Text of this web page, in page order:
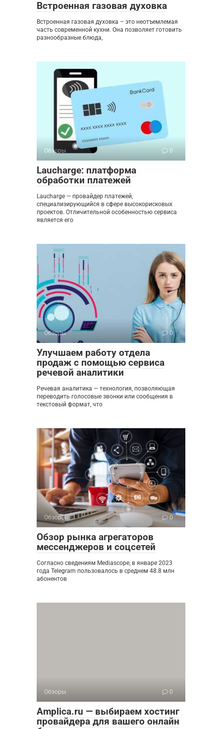
Встроенная газовая духовка
Встроенная газовая духовка – это неотъемлемая
часть современной кухни. Она позволяет готовить
разнообразные блюда,
Обзоры 0
Laucharge: платформа
обработки платежей
Laucharge — провайдер платежей,
специализирующийся в сфере высокорисковых
проектов. Отличительной особенностью сервиса
является его
Обзоры 0
Улучшаем работу отдела
продаж с помощью сервиса
речевой аналитики
Речевая аналитика — технология, позволяющая
переводить голосовые звонки или сообщения в
текстовый формат, что
Обзоры 0
Обзор рынка агрегаторов
мессенджеров и соцсетей
Согласно сведениям Mediascope, в январе 2023
года Telegram пользовалось в среднем 48.8 млн
абонентов
Обзоры 0
Amplica.ru — выбираем хостинг
провайдера для вашего онлайн